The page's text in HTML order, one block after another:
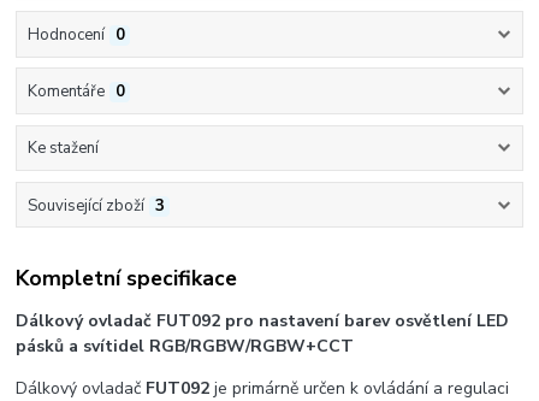
Hodnocení 0
Komentáře 0
Ke stažení
Související zboží 3
Kompletní specifikace
Dálkový ovladač FUT092 pro nastavení barev osvětlení LED
pásků a svítidel RGB/RGBW/RGBW+CCT
Dálkový ovladač FUT092je primárně určen k ovládání a regulaci